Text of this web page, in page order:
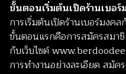
ขั้นตอนเริ่มต้นเปิดร้านเบอ
การเริ่มต้นเปิดร้านเบอร์มง
ขั้นตอนแรกคือการสมัครสมา
กับเว็บไซต์
การทำงานอย่างละเอียด สมัค